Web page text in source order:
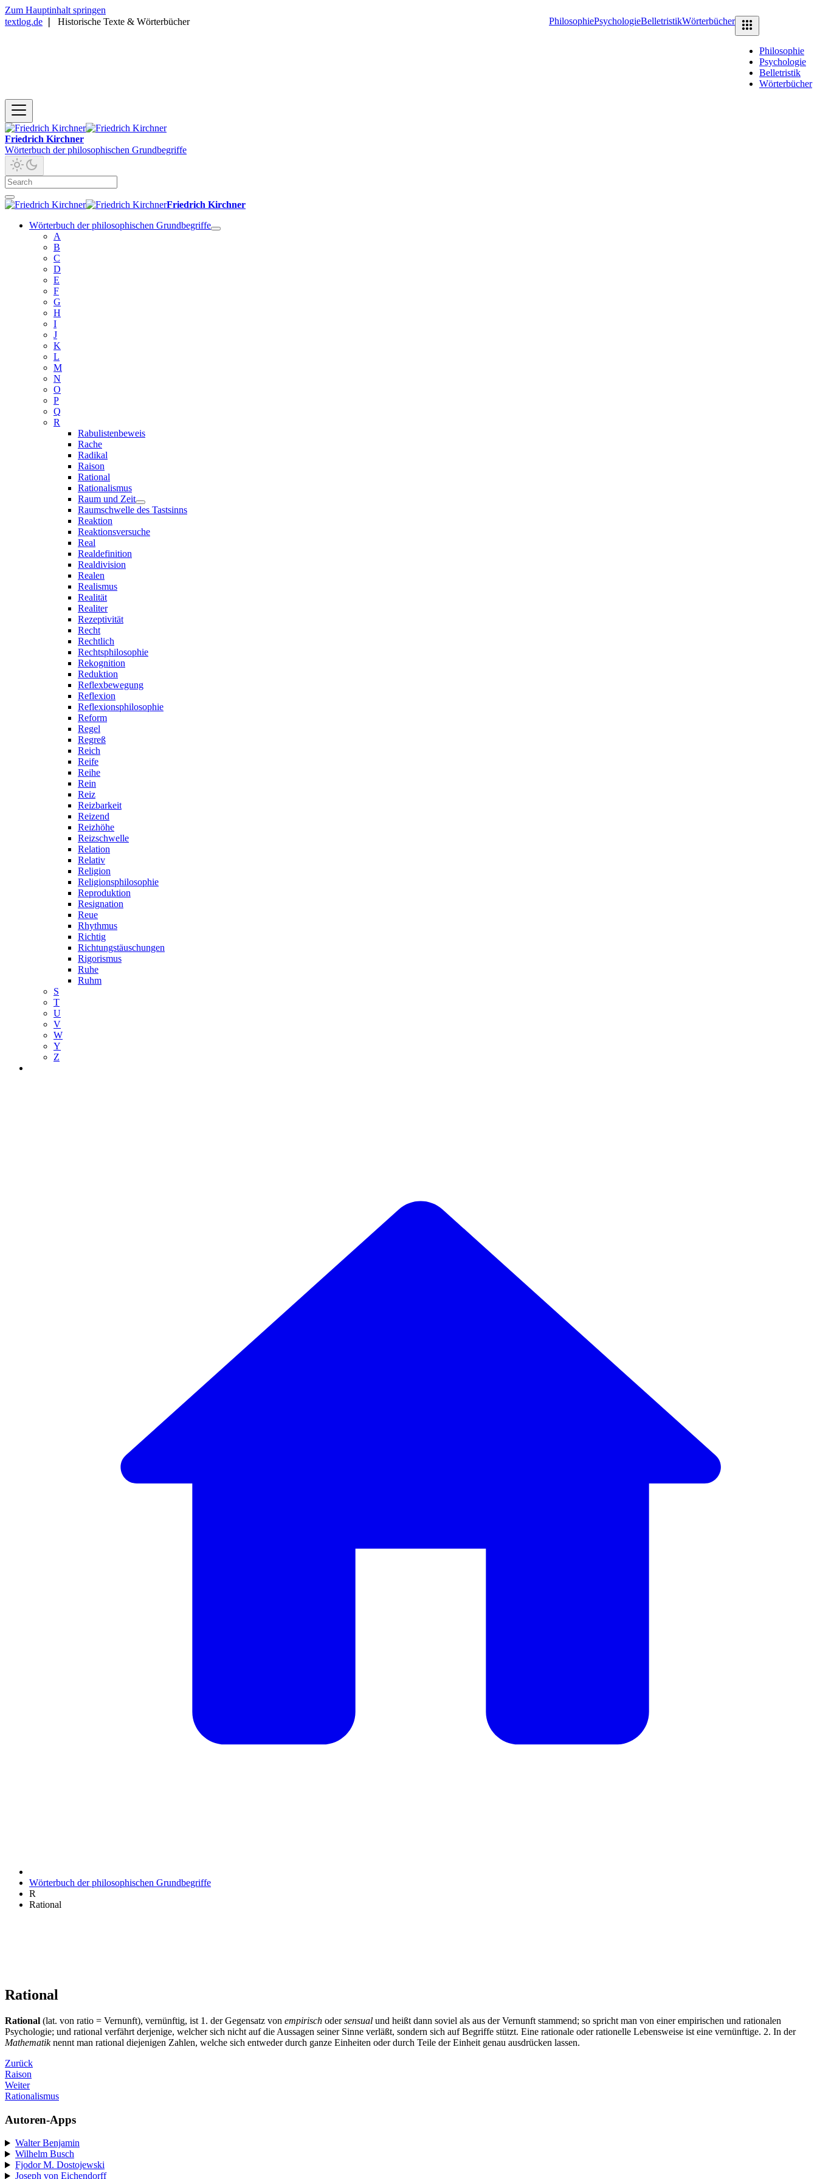
Zum Hauptinhalt springen
textlog.de
Historische Texte & Wörterbücher PhilosophiePsychologieBelletristikWörterbücher
Philosophie
Psychologie
Belletristik
Wörterbücher
Friedrich Kirchner
Wörterbuch der philosophischen Grundbegriffe
Friedrich Kirchner
Wörterbuch der philosophischen Grundbegriffe
A
B
C
D
E
F
G
H
I
J
K
L
M
N
O
P
Q
R
Rabulistenbeweis
Rache
Radikal
Raison
Rational
Rationalismus
Raum und Zeit
Raumschwelle des Tastsinns
Reaktion
Reaktionsversuche
Real
Realdefinition
Realdivision
Realen
Realismus
Realität
Realiter
Rezeptivität
Recht
Rechtlich
Rechtsphilosophie
Rekognition
Reduktion
Reflexbewegung
Reflexion
Reflexionsphilosophie
Reform
Regel
Regreß
Reich
Reife
Reihe
Rein
Reiz
Reizbarkeit
Reizend
Reizhöhe
Reizschwelle
Relation
Relativ
Religion
Religionsphilosophie
Reproduktion
Resignation
Reue
Rhythmus
Richtig
Richtungstäuschungen
Rigorismus
Ruhe
Ruhm
S
T
U
V
W
Y
Z
Wörterbuch der philosophischen Grundbegriffe
R
Rational
Rational
Rational (lat. von ratio = Vernunft), vernünftig, ist 1. der Gegensatz von empirisch odersensual und heißt dann soviel als aus der Vernunft stammend; so spricht man von einer empirischen und rationalen
Psychologie; und rational verfährt derjenige, welcher sich nicht auf die Aussagen seiner Sinne verläßt, sondern sich auf Begriffe stützt. Eine rationale oder rationelle Lebensweise ist eine vernünftige. 2. In der
Mathematiknennt man rational diejenigen Zahlen, welche sich entweder durch ganze Einheiten oder durch Teile der Einheit genau ausdrücken lassen.
Zurück
Raison
Weiter
Rationalismus
Autoren-Apps
Walter Benjamin
Wilhelm Busch
Fjodor M. Dostojewski
Joseph von Eichendorff